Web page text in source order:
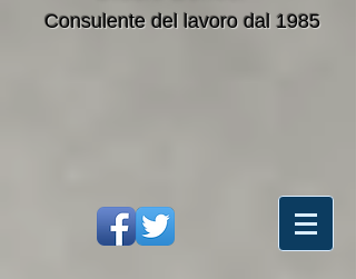
Consulente del lavoro dal 1985